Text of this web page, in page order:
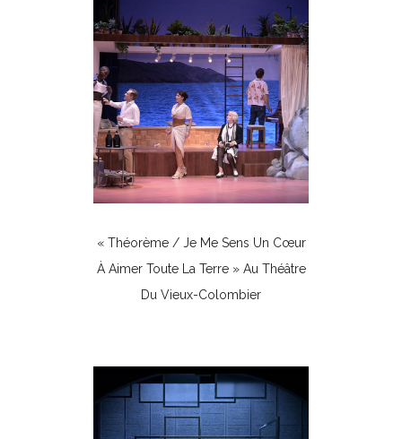
« Théorème / Je Me Sens Un Cœur
À Aimer Toute La Terre » Au Théâtre
Du Vieux-Colombier